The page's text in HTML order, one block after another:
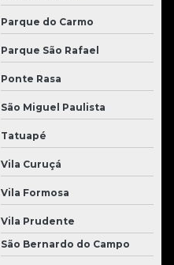
Parque do Carmo
Parque São Rafael
Ponte Rasa
São Miguel Paulista
Tatuapé
Vila Curuçá
Vila Formosa
Vila Prudente
São Bernardo do Campo